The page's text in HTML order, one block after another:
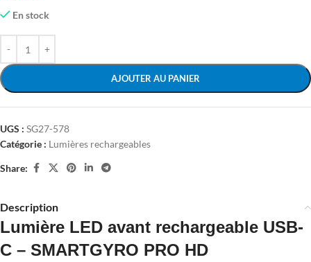
En stock
AJOUTER AU PANIER
UGS : SG27-578
Catégorie : Lumières rechargeables
Share:
Description
Lumière LED avant rechargeable USB-
C – SMARTGYRO PRO HD